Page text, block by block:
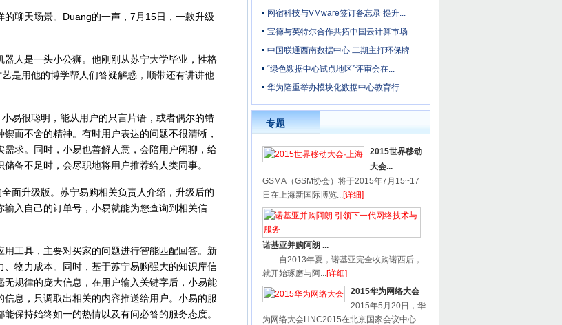
聊天场景。Duang的一声，7月15日，一款升级
人是一头小公狮。他刚刚从苏宁大学毕业，性格
是用他的博学帮人们答疑解惑，顺带还有讲讲他
易很聪明，能从用户的只言片语，或者偶尔的错
而不舍的精神。有时用户表达的问题不很清晰，
求。同时，小易也善解人意，会陪用户闲聊，给
备不足时，会尽职地将用户推荐给人类同事。
升级版。苏宁易购相关负责人介绍，升级后的
入自己的订单号，小易就能为您查询到相关信
工具，主要对买家的问题进行智能匹配回答。新
物力成本。同时，基于苏宁易购强大的知识库信
规律的庞大信息，在用户输入关键字后，小易能
息，只调取出相关的内容推送给用户。小易的服
保持始终如一的热情以及有问必答的服务态度。
网宿科技与VMware签订备忘录 提升...
宝德与英特尔合作共拓中国云计算市场
中国联通西南数据中心 二期主打环保牌
“绿色数据中心试点地区”评审会在...
华为隆重举办模块化数据中心教育行...
专题
2015世界移动
大会...
GSMA（GSM协会）将于2015年7月15~17
日在上海新国际博览...[详细]
诺基亚并购阿朗 ...
自2013年夏，诺基亚完全收购诺西后，
就开始琢磨与阿...[详细]
2015华为网络大会
2015年5月20日，华
为网络大会HNC2015在北京国家会议中心...